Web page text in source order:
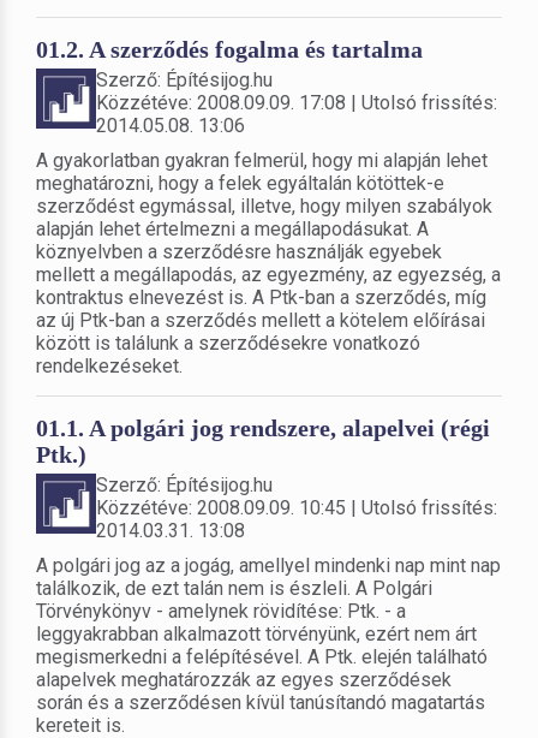
01.2. A szerződés fogalma és tartalma
Szerző: Építésijog.hu
Közzétéve: 2008.09.09. 17:08 | Utolsó frissítés:
2014.05.08. 13:06
A gyakorlatban gyakran felmerül, hogy mi alapján lehet
meghatározni, hogy a felek egyáltalán kötöttek-e
szerződést egymással, illetve, hogy milyen szabályok
alapján lehet értelmezni a megállapodásukat. A
köznyelvben a szerződésre használják egyebek
mellett a megállapodás, az egyezmény, az egyezség, a
kontraktus elnevezést is. A Ptk-ban a szerződés, míg
az új Ptk-ban a szerződés mellett a kötelem előírásai
között is találunk a szerződésekre vonatkozó
rendelkezéseket.
01.1. A polgári jog rendszere, alapelvei (régi
Ptk.)
Szerző: Építésijog.hu
Közzétéve: 2008.09.09. 10:45 | Utolsó frissítés:
2014.03.31. 13:08
A polgári jog az a jogág, amellyel mindenki nap mint nap
találkozik, de ezt talán nem is észleli. A Polgári
Törvénykönyv - amelynek rövidítése: Ptk. - a
leggyakrabban alkalmazott törvényünk, ezért nem árt
megismerkedni a felépítésével. A Ptk. elején található
alapelvek meghatározzák az egyes szerződések
során és a szerződésen kívül tanúsítandó magatartás
kereteit is.